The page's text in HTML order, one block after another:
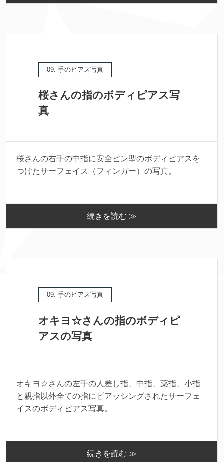
09. 手のピアス写真
桜さんの指のボディピアス写
真
桜さんの右手の中指に安全ピン型のボディピアスを
つけたサーフェイス（フィンガー）の写真。
続きを読む ≫
09. 手のピアス写真
オキヨ☆さんの指のボディピ
アスの写真
オキヨ☆さんの左手の人差し指、中指、薬指、小指
と親指以外全ての指にピアッシングされたサーフェ
イスのボディピアス写真。
続きを読む ≫